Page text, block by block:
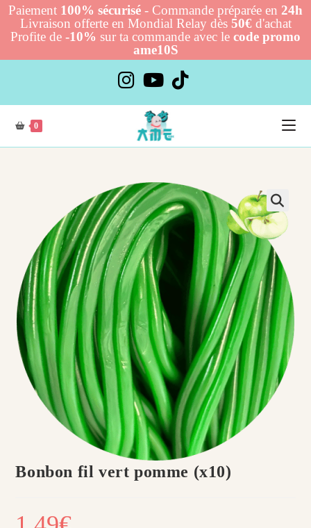
Paiement 100% sécurisé - Commande préparée en 24h
Livraison offerte en Mondial Relay dès 50€d'achat
Profite de -10% sur ta commande avec le code promo
ame10S
content
0
Bonbon fil vert pomme (x10)